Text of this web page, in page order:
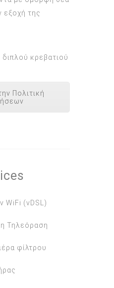
εξοχή της
κρεβατιού
Πολιτική
WiFi (vDSL)
Τηλεόραση
φίλτρου